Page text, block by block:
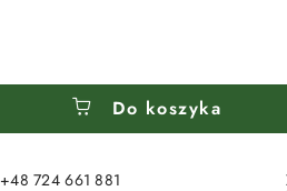
Do koszyka
724 661 881